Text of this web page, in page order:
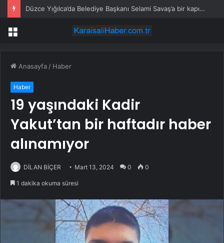
Kayseri Melikgazi’den yeni sosyal tesis
Menü
Anasayfa / Haber
Haber
19 yaşındaki Kadir
Yakut’tan bir haftadır haber
alınamıyor
DİLAN BİÇER Mart 13, 2024 0 0
1 dakika okuma süresi